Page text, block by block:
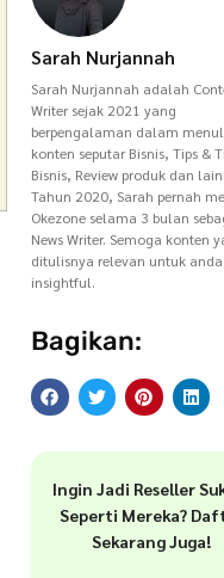
Sarah Nurjannah
Sarah Nurjannah adalah
Writer sejak 2021 yang
berpengalaman dalam
konten seputar Bisnis, Tips &
Bisnis, Review produk dan
Tahun 2020, Sarah pernah
Okezone selama 3 bulan
News Writer. Semoga konten
ditulisnya relevan untuk
insightful.
Bagikan:
Ingin Jadi Reseller
Seperti Mereka?
Sekarang Juga!